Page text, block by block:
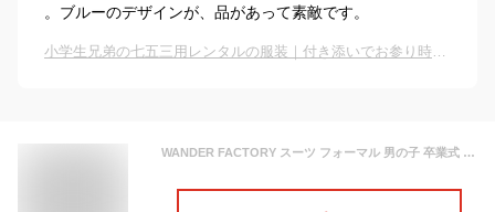
。ブルーのデザインが、品があって素敵です。
小学生兄弟の七五三用レンタルの服装｜付き添いでお参り時に着るおすすめは？
WANDER FACTORY スーツ フォーマル 男の子 卒業式 (160cm, ブルー(17))